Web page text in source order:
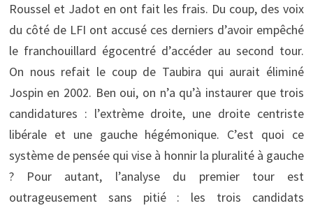
Roussel et Jadot en ont fait les frais. Du coup, des voix
du côté de LFI ont accusé ces derniers d’avoir empêché
le franchouillard égocentré d’accéder au second tour.
On nous refait le coup de Taubira qui aurait éliminé
Jospin en 2002. Ben oui, on n’a qu’à instaurer que trois
candidatures : l’extrème droite, une droite centriste
libérale et une gauche hégémonique. C’est quoi ce
système de pensée qui vise à honnir la pluralité à gauche
? Pour autant, l’analyse du premier tour est
outrageusement sans pitié : les trois candidats